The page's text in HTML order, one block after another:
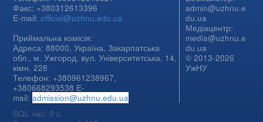
Факс: +380312613396
E-mail:official@uzhnu.edu.ua
Приймальна комісія:
Адреса: 88000, Україна, Закарпатська
обл., м. Ужгород, вул. Університетська, 14,
кімн. 228
Телефон: +380961238967,
+380668293538 E-
mail:admission@uzhnu.edu.ua
admin@uzhnu.e
du.ua
Медіацентр:
media@uzhnu.e
du.ua
© 2013-2026
УжНУ
SQL час: 0 с.